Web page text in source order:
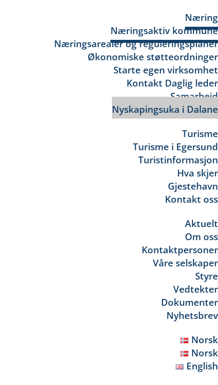
Næring
Næringsaktiv kommune
Næringsarealer og reguleringsplaner
Økonomiske støtteordninger
Starte egen virksomhet
Kontakt Daglig leder
Samarbeid
Nyskapingsuka i Dalane
Turisme
Turisme i Egersund
Turistinformasjon
Hva skjer
Gjestehavn
Kontakt oss
Aktuelt
Om oss
Kontaktpersoner
Våre selskaper
Styre
Vedtekter
Dokumenter
Nyhetsbrev
Norsk
Norsk
English